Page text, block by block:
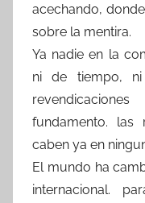
acechando,
sobre la mentira.
Ya nadie en la
ni de tiempo,
fundamento. las
caben ya en
El mundo ha
internacional.